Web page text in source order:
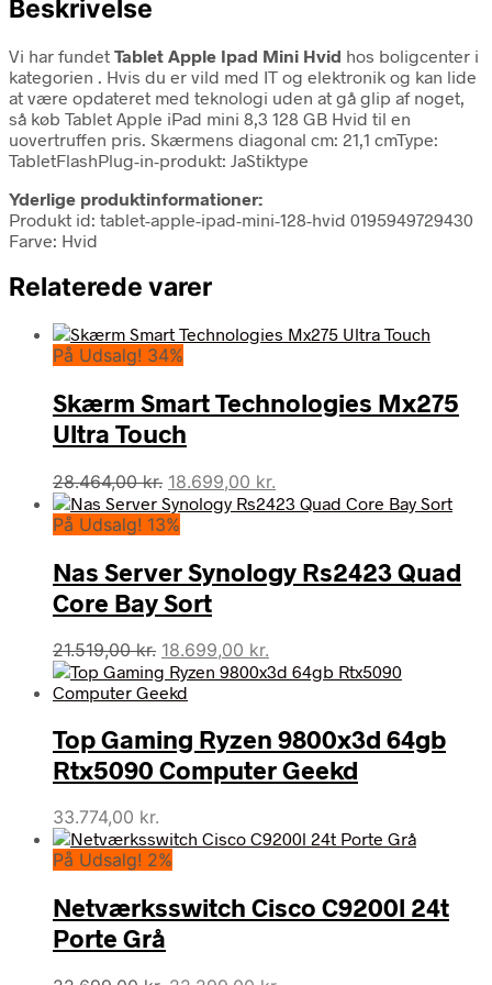
Beskrivelse
Vi har fundet Tablet Apple Ipad Mini Hvid hos boligcenter i
kategorien . Hvis du er vild med IT og elektronik og kan lide
at være opdateret med teknologi uden at gå glip af noget,
så køb Tablet Apple iPad mini 8,3 128 GB Hvid til en
uovertruffen pris. Skærmens diagonal cm: 21,1 cmType:
TabletFlashPlug-in-produkt: JaStiktype
Yderlige produktinformationer:
Produkt id: tablet-apple-ipad-mini-128-hvid 0195949729430
Farve: Hvid
Relaterede varer
På Udsalg! 34%
Skærm Smart Technologies Mx275
Ultra Touch
28.464,00kr. Den
oprindelige
pris
28.464,00 kr..
18.699,00 kr.
aktuelle
18.699,00 kr..
På Udsalg! 13%
Nas Server Synology Rs2423 Quad
Core Bay Sort
21.519,00kr. Den
oprindelige
pris
21.519,00 kr..
18.699,00 kr.
aktuelle
18.699,00 kr..
Top Gaming Ryzen 9800x3d 64gb
Rtx5090 Computer Geekd
33.774,00 kr.
På Udsalg! 2%
Netværksswitch Cisco C9200l 24t
Porte Grå